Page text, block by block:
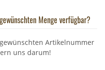
Menge verfügbar?
Artikelnummer
uns darum!